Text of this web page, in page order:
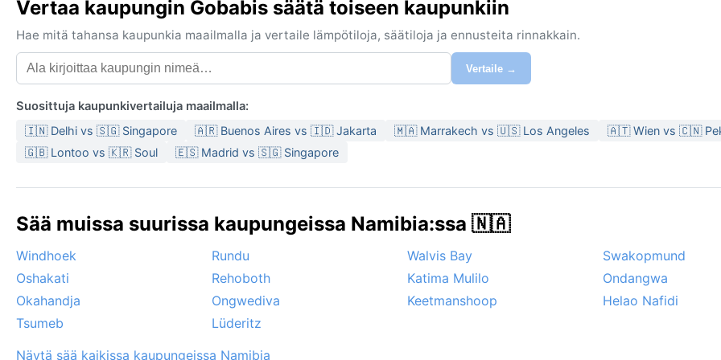
Vertaa kaupungin Gobabis säätä toiseen kaupunkiin
Hae mitä tahansa kaupunkia maailmalla ja vertaile lämpötiloja, säätiloja ja ennusteita rinnakkain.
Vertaile →
Suosittuja kaupunkivertailuja maailmalla:
🇮🇳 Delhi vs 🇸🇬 Singapore 🇦🇷 Buenos Aires vs 🇮🇩 Jakarta 🇲🇦 Marrakech vs 🇺🇸 Los Angeles
🇦🇹 Wien vs 🇨🇳
🇬🇧 Lontoo vs 🇰🇷 Soul
🇪🇸 Madrid vs 🇸🇬 Singapore
Sää muissa suurissa kaupungeissa Namibia:ssa 🇳🇦
Windhoek Rundu Walvis Bay
Swakopmund
Oshakati
Rehoboth Katima Mulilo
Ondangwa
Okahandja
Ongwediva Keetmanshoop
Helao Nafidi
Tsumeb
Lüderitz
Näytä sää kaikissa kaupungeissa Namibia